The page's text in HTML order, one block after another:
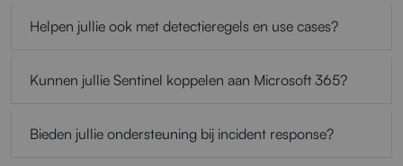
Helpen jullie ook met detectieregels en use cases?
Kunnen jullie Sentinel koppelen aan Microsoft 365?
Bieden jullie ondersteuning bij incident response?